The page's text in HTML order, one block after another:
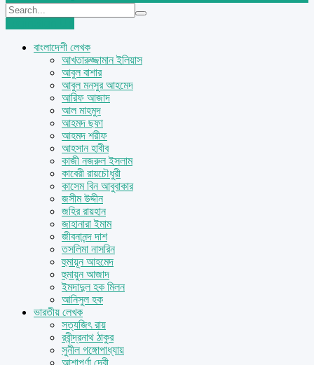
বাংলাদেশী লেখক
আখতারুজ্জামান ইলিয়াস
আবুল বাশার
আবুল মনসুর আহমেদ
আরিফ আজাদ
আল মাহমুদ
আহমদ ছফা
আহমদ শরীফ
আহসান হাবীব
কাজী নজরুল ইসলাম
কাবেরী রায়চৌধুরী
কাসেম বিন আবুবাকার
জসীম উদ্দীন
জহির রায়হান
জাহানারা ইমাম
জীবনানন্দ দাশ
তসলিমা নাসরিন
হুমায়ূন আহমেদ
হুমায়ুন আজাদ
ইমদাদুল হক মিলন
আনিসুল হক
ভারতীয় লেখক
সত্যজিৎ রায়
রবীন্দ্রনাথ ঠাকুর
সুনীল গঙ্গোপাধ্যায়
আশাপূর্ণা দেবী